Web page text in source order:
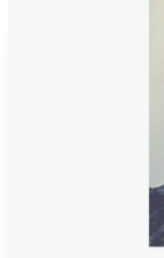
Preço
segundo
Neste resumo
da FXStreet.
internacionais,
de demanda